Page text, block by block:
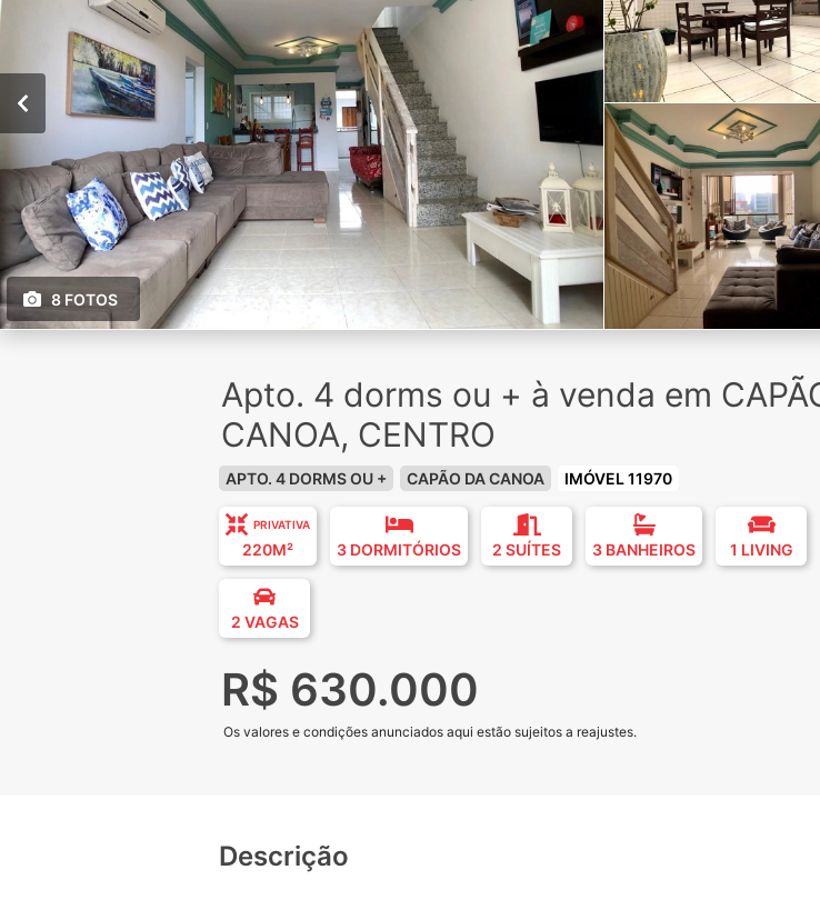
8 FOTOS
Apto. 4 dorms ou + à venda em
CANOA, CENTRO
APTO. 4 DORMS OU + CAPÃO DA CANOA IMÓVEL 11970
PRIVATIVA
220M² 3 DORMITÓRIOS 2 SUÍTES 3 BANHEIROS 1 LIVING
2 VAGAS
R$ 630.000
Os valores e condições anunciados aqui estão sujeitos a reajustes.
Descrição